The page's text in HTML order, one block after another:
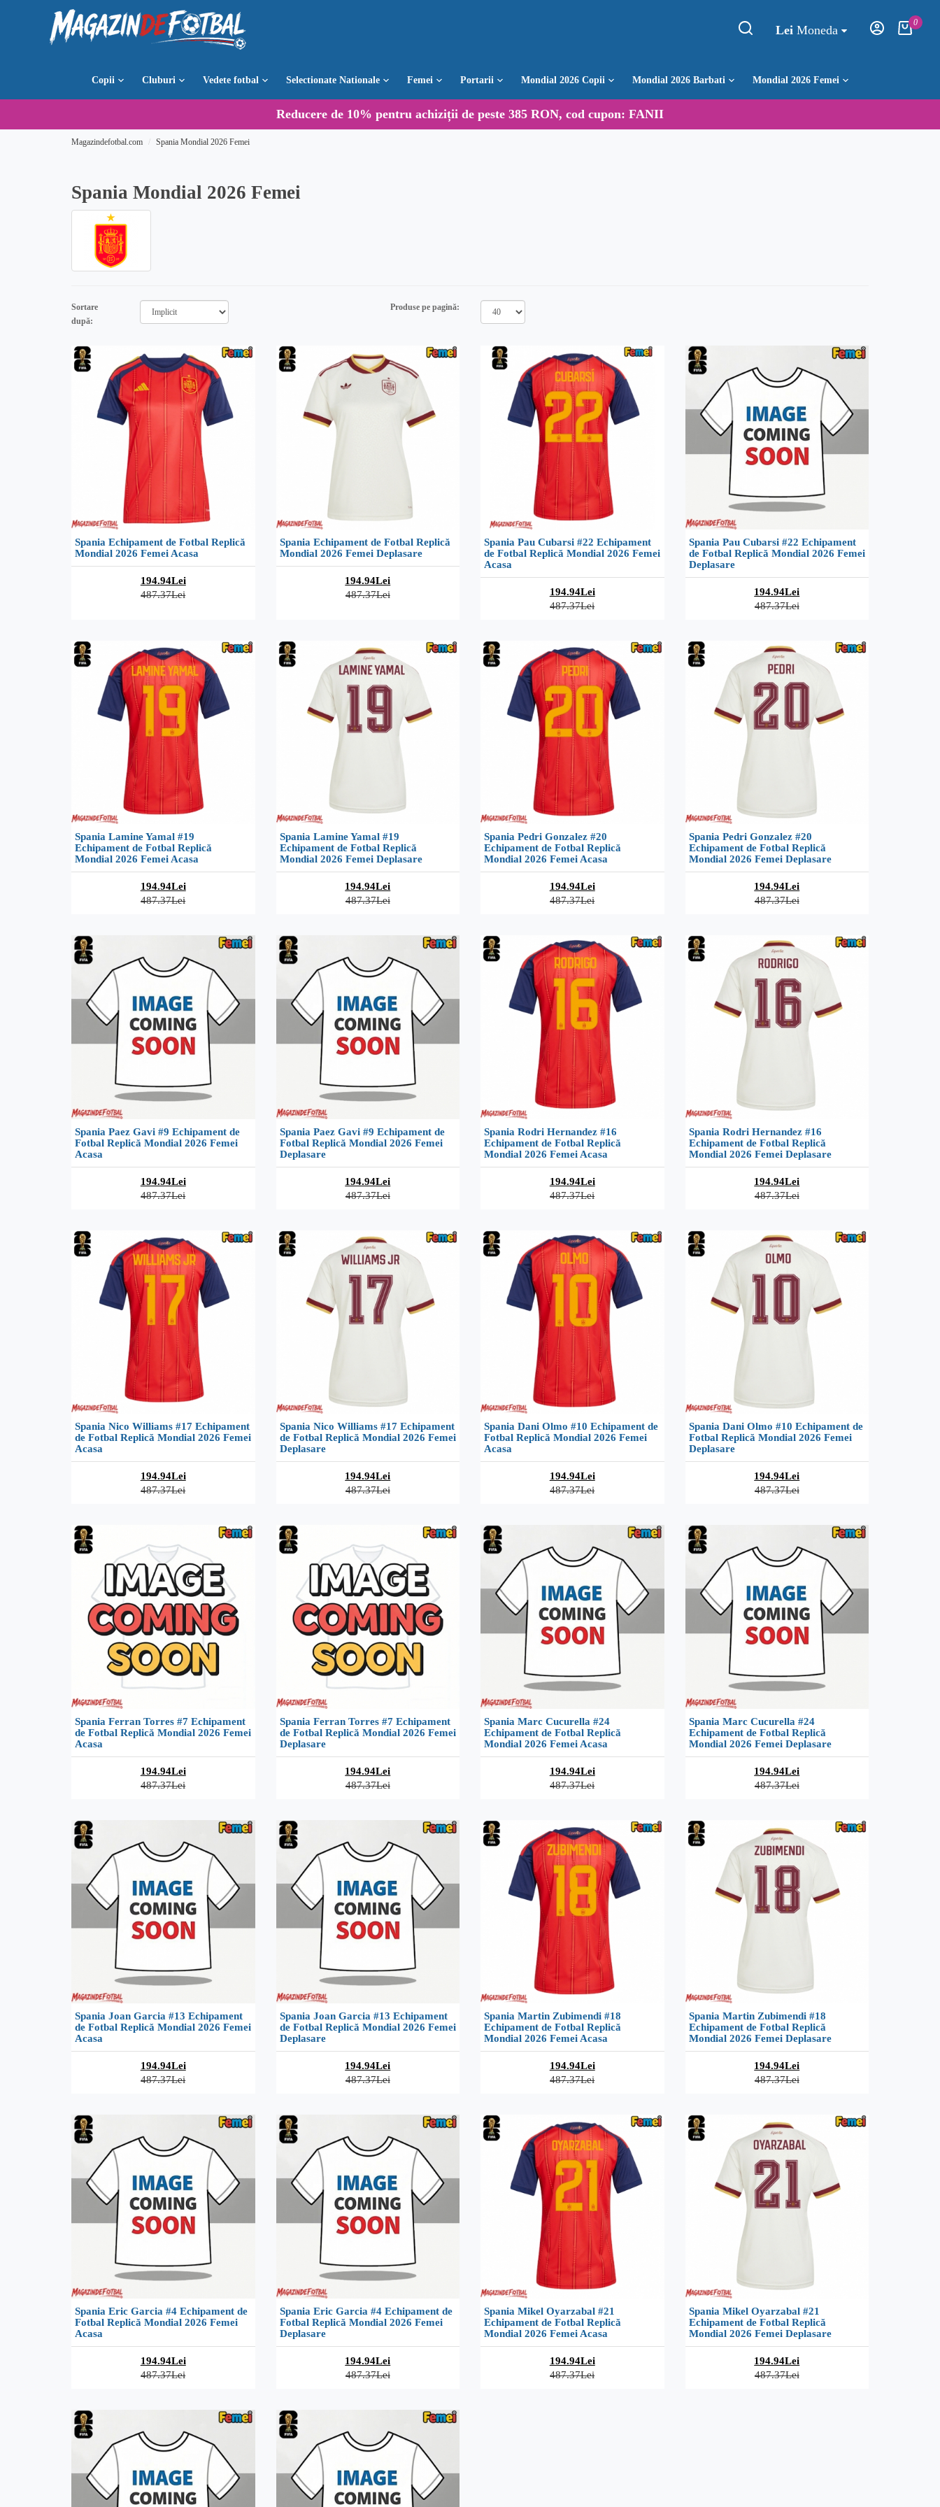
Lei Moneda
0
Copii Cluburi Vedete fotbal Selectionate Nationale Femei Portarii Mondial 2026 Copii Mondial 2026 Barbati Mondial 2026 Femei
Reducere de 10% pentru achiziții de peste 385 RON, cod cupon: FANII
Magazindefotbal.com Spania Mondial 2026 Femei
Spania Mondial 2026 Femei
Sortare
după:
Produse pe pagină:
Spania Echipament de Fotbal Replică
Mondial 2026 Femei Acasa
194.94Lei
487.37Lei
Spania Echipament de Fotbal Replică
Mondial 2026 Femei Deplasare
194.94Lei
487.37Lei
Spania Pau Cubarsi #22 Echipament
de Fotbal Replică Mondial 2026 Femei
Acasa
194.94Lei
487.37Lei
Spania Pau Cubarsi #22 Echipament
de Fotbal Replică Mondial 2026 Femei
Deplasare
194.94Lei
487.37Lei
Spania Lamine Yamal #19
Echipament de Fotbal Replică
Mondial 2026 Femei Acasa
194.94Lei
487.37Lei
Spania Lamine Yamal #19
Echipament de Fotbal Replică
Mondial 2026 Femei Deplasare
194.94Lei
487.37Lei
Spania Pedri Gonzalez #20
Echipament de Fotbal Replică
Mondial 2026 Femei Acasa
194.94Lei
487.37Lei
Spania Pedri Gonzalez #20
Echipament de Fotbal Replică
Mondial 2026 Femei Deplasare
194.94Lei
487.37Lei
Spania Paez Gavi #9 Echipament de
Fotbal Replică Mondial 2026 Femei
Acasa
194.94Lei
487.37Lei
Spania Paez Gavi #9 Echipament de
Fotbal Replică Mondial 2026 Femei
Deplasare
194.94Lei
487.37Lei
Spania Rodri Hernandez #16
Echipament de Fotbal Replică
Mondial 2026 Femei Acasa
194.94Lei
487.37Lei
Spania Rodri Hernandez #16
Echipament de Fotbal Replică
Mondial 2026 Femei Deplasare
194.94Lei
487.37Lei
Spania Nico Williams #17 Echipament
de Fotbal Replică Mondial 2026 Femei
Acasa
194.94Lei
487.37Lei
Spania Nico Williams #17 Echipament
de Fotbal Replică Mondial 2026 Femei
Deplasare
194.94Lei
487.37Lei
Spania Dani Olmo #10 Echipament de
Fotbal Replică Mondial 2026 Femei
Acasa
194.94Lei
487.37Lei
Spania Dani Olmo #10 Echipament de
Fotbal Replică Mondial 2026 Femei
Deplasare
194.94Lei
487.37Lei
Spania Ferran Torres #7 Echipament
de Fotbal Replică Mondial 2026 Femei
Acasa
194.94Lei
487.37Lei
Spania Ferran Torres #7 Echipament
de Fotbal Replică Mondial 2026 Femei
Deplasare
194.94Lei
487.37Lei
Spania Marc Cucurella #24
Echipament de Fotbal Replică
Mondial 2026 Femei Acasa
194.94Lei
487.37Lei
Spania Marc Cucurella #24
Echipament de Fotbal Replică
Mondial 2026 Femei Deplasare
194.94Lei
487.37Lei
Spania Joan Garcia #13 Echipament
de Fotbal Replică Mondial 2026 Femei
Acasa
194.94Lei
487.37Lei
Spania Joan Garcia #13 Echipament
de Fotbal Replică Mondial 2026 Femei
Deplasare
194.94Lei
487.37Lei
Spania Martin Zubimendi #18
Echipament de Fotbal Replică
Mondial 2026 Femei Acasa
194.94Lei
487.37Lei
Spania Martin Zubimendi #18
Echipament de Fotbal Replică
Mondial 2026 Femei Deplasare
194.94Lei
487.37Lei
Spania Eric Garcia #4 Echipament de
Fotbal Replică Mondial 2026 Femei
Acasa
194.94Lei
487.37Lei
Spania Eric Garcia #4 Echipament de
Fotbal Replică Mondial 2026 Femei
Deplasare
194.94Lei
487.37Lei
Spania Mikel Oyarzabal #21
Echipament de Fotbal Replică
Mondial 2026 Femei Acasa
194.94Lei
487.37Lei
Spania Mikel Oyarzabal #21
Echipament de Fotbal Replică
Mondial 2026 Femei Deplasare
194.94Lei
487.37Lei